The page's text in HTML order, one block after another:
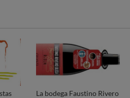
La bodega Faustino Rivero